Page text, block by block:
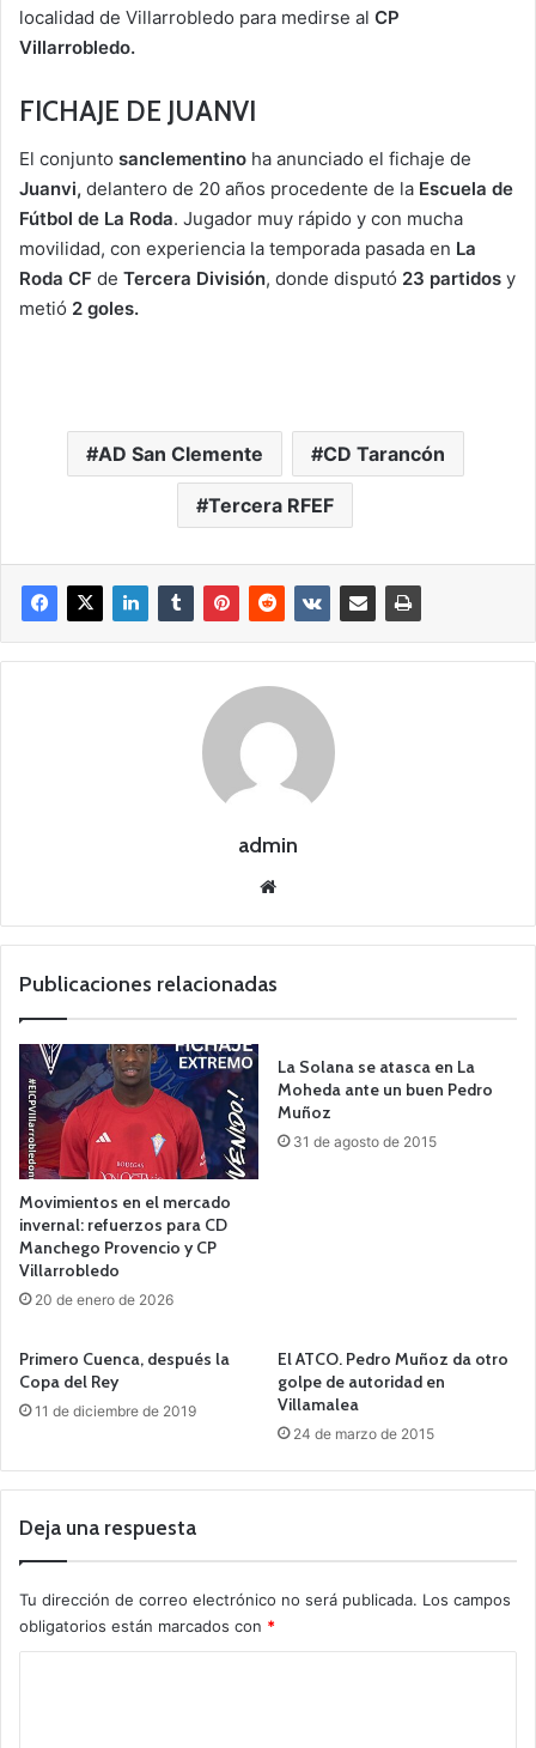
localidad de Villarrobledo para medirse al CP
Villarrobledo.
FICHAJE DE JUANVI
El conjunto sanclementino ha anunciado el fichaje de
Juanvi, delantero de 20 años procedente de la Escuela de
Fútbol de La Roda. Jugador muy rápido y con mucha
movilidad, con experiencia la temporada pasada en La
Roda CF de Tercera División, donde disputó 23 partidos y
metió 2 goles.
AD San Clemente CD Tarancón
Tercera RFEF
admin
we
Publicaciones relacionadas
Movimientos en el mercado
invernal: refuerzos para CD
Manchego Provencio y CP
Villarrobledo
20 de enero de 2026
La Solana se atasca en La
Moheda ante un buen Pedro
Muñoz
31 de agosto de 2015
Primero Cuenca, después la
Copa del Rey
11 de diciembre de 2019
El ATCO. Pedro Muñoz da otro
golpe de autoridad en
Villamalea
24 de marzo de 2015
Deja una respuesta
Tu dirección de correo electrónico no será publicada. Los campos
obligatorios están marcados con *